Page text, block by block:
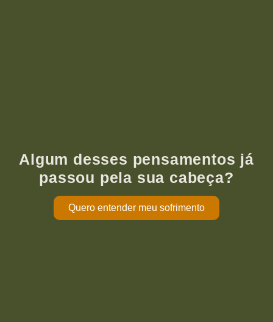
Algum desses pensamentos já
passou pela sua cabeça?
Quero entender meu sofrimento